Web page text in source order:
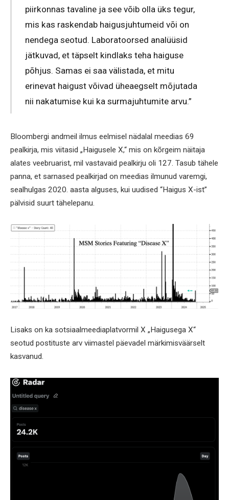
piirkonnas tavaline ja see võib olla üks tegur,
mis kas raskendab haigusjuhtumeid või on
nendega seotud. Laboratoorsed analüüsid
jätkuvad, et täpselt kindlaks teha haiguse
põhjus. Samas ei saa välistada, et mitu
erinevat haigust võivad üheaegselt mõjutada
nii nakatumise kui ka surmajuhtumite arvu.”
Bloombergi andmeil ilmus eelmisel nädalal meedias 69
pealkirja, mis viitasid „Haigusele X,“ mis on kõrgeim näitaja
alates veebruarist, mil vastavaid pealkirju oli 127. Tasub tähele
panna, et sarnased pealkirjad on meedias ilmunud varemgi,
sealhulgas 2020. aasta alguses, kui uudised “Haigus X-ist”
pälvisid suurt tähelepanu.
Lisaks on ka sotsiaalmeediaplatvormil X „Haigusega X“
seotud postituste arv viimastel päevadel märkimisväärselt
kasvanud.